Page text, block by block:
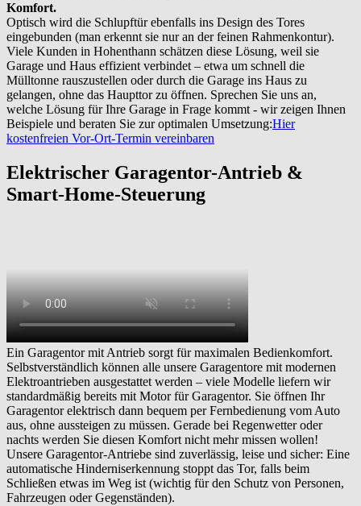
Komfort.
Optisch wird die Schlupftür ebenfalls ins Design des Tores
eingebunden (man erkennt sie nur an der feinen Rahmenkontur).
Viele Kunden in Hohenthann schätzen diese Lösung, weil sie
Garage und Haus effizient verbindet – etwa um schnell die
Mülltonne rauszustellen oder durch die Garage ins Haus zu
gelangen, ohne das Haupttor zu öffnen. Sprechen Sie uns an,
welche Lösung für Ihre Garage in Frage kommt - wir zeigen Ihnen
Beispiele und beraten Sie zur optimalen Umsetzung:Hier
kostenfreien Vor-Ort-Termin vereinbaren
Elektrischer Garagentor-Antrieb &
Smart-Home-Steuerung
Ein Garagentor mit Antrieb sorgt für maximalen Bedienkomfort.
Selbstverständlich können alle unsere Garagentore mit modernen
Elektroantrieben ausgestattet werden – viele Modelle liefern wir
standardmäßig bereits mit Motor für Garagentor. Sie öffnen Ihr
Garagentor elektrisch dann bequem per Fernbedienung vom Auto
aus, ohne aussteigen zu müssen. Gerade bei Regenwetter oder
nachts werden Sie diesen Komfort nicht mehr missen wollen!
Unsere Garagentor-Antriebe sind zuverlässig, leise und sicher: Eine
automatische Hinderniserkennung stoppt das Tor, falls beim
Schließen etwas im Weg ist (wichtig für den Schutz von Personen,
Fahrzeugen oder Gegenständen).